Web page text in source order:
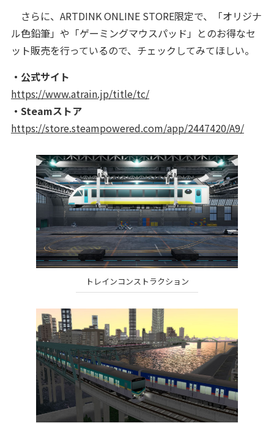
さらに、ARTDINK ONLINE STORE限定で、「オリジナ
ル色鉛筆」や「ゲーミングマウスパッド」とのお得なセ
ット販売を行っているので、チェックしてみてほしい。
・公式サイト
https://www.atrain.jp/title/tc/
・Steamストア
https://store.steampowered.com/app/2447420/A9/
トレインコンストラクション